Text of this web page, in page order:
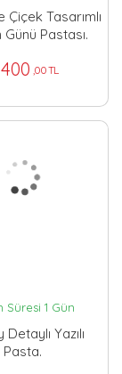
Çiçek Tasarımlı
Pastası.
,00 TL
Süresi 1 Gün
Yazılı
Pasta.